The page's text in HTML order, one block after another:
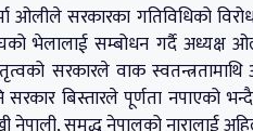
ओलीले सरकारका गतिविधिको
भेलालाई सम्बोधन गर्दै अध्यक्ष
सरकारले वाक
सरकार बिस्तारले पूर्णता